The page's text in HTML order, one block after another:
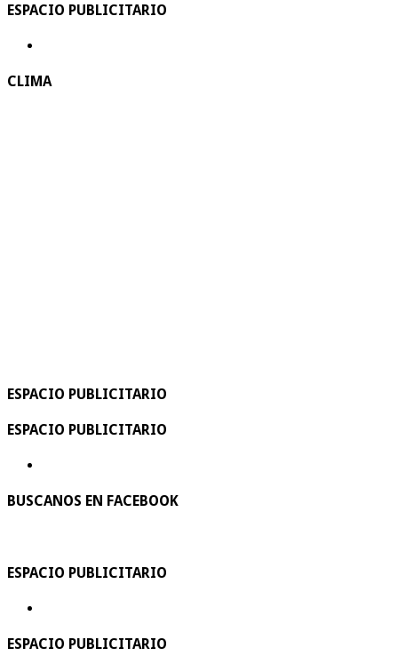
ESPACIO PUBLICITARIO
CLIMA
ESPACIO PUBLICITARIO
ESPACIO PUBLICITARIO
BUSCANOS EN FACEBOOK
ESPACIO PUBLICITARIO
ESPACIO PUBLICITARIO